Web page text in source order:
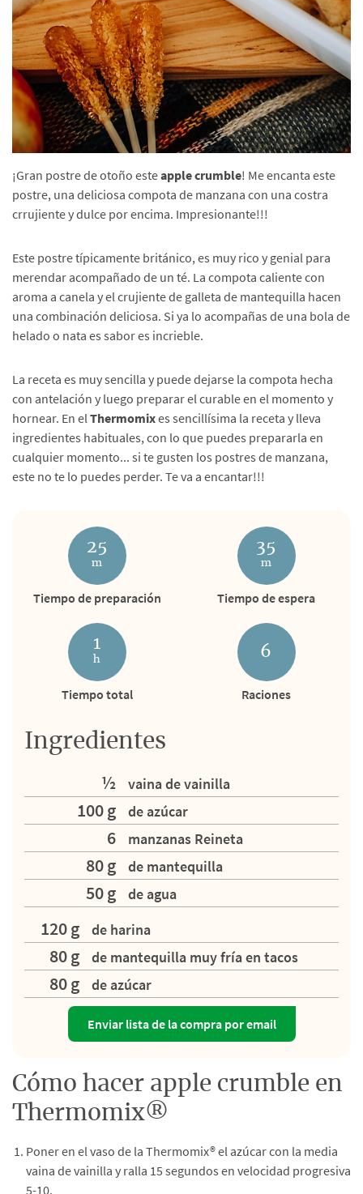
¡Gran postre de otoño esteapple crumble! Me encanta este
postre, una deliciosa compota de manzana con una costra
crrujiente y dulce por encima. Impresionante!!!
Este postre típicamente británico, es muy rico y genial para
merendar acompañado de un té. La compota caliente con
aroma a canela y el crujiente de galleta de mantequilla hacen
una combinación deliciosa. Si ya lo acompañas de una bola de
helado o nata es sabor es incrieble.
La receta es muy sencilla y puede dejarse la compota hecha
con antelación y luego preparar el curable en el momento y
hornear. En elThermomixes sencillísima la receta y lleva
ingredientes habituales, con lo que puedes prepararla en
cualquier momento... si te gusten los postres de manzana,
este no te lo puedes perder. Te va a encantar!!!
25
m
Tiempo de preparación
35
m
Tiempo de espera
1
h
Tiempo total
6
Raciones
Ingredientes
½
vaina de vainilla
100 g de azúcar
6 manzanas Reineta
80 g de mantequilla
50 g de agua
120 g de harina
80 g de mantequilla muy fría en tacos
80 g de azúcar
Enviar lista de la compra por email
Cómo hacer apple crumble en
Thermomix®
Poner en el vaso de la Thermomix® el azúcar con la media
vaina de vainilla y ralla 15 segundos en velocidad progresiva
5-10.